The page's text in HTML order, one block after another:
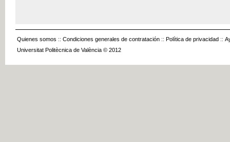
Quienes somos :: Condiciones generales de contratación :: Política de privacidad ::
Universitat Politècnica de València © 2012